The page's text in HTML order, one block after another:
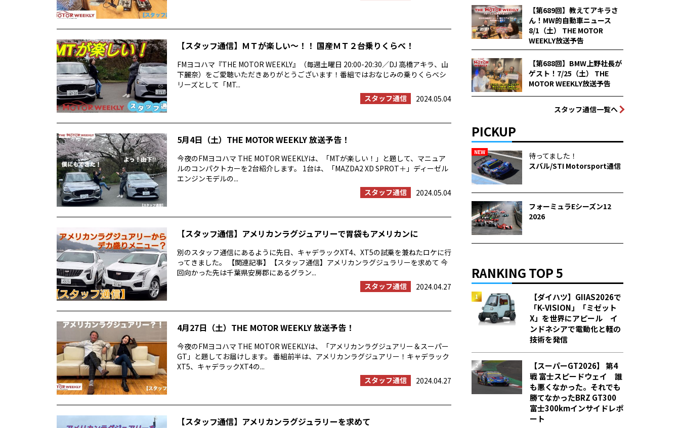
【スタッフ通信】ＭＴが楽しい～！！ 国産ＭＴ２台乗りくらべ！
FMヨコハマ『THE MOTOR WEEKLY』（毎週土曜日 20:00-20:30／DJ 高橋アキラ、山
下麗奈）をご愛聴いただきありがとうございます！番組ではおなじみの乗りくらべシ
リーズとして「MT...
スタッフ通信
2024.05.04
5月4日（土）THE MOTOR WEEKLY 放送予告！
今夜のFMヨコハマ THE MOTOR WEEKLYは、「MTが楽しい！」と題して、マニュア
ルのコンパクトカーを2台紹介します。 1台は、「MAZDA2 XD SPROT＋」ディーゼル
エンジンモデルの...
スタッフ通信
2024.05.04
【スタッフ通信】アメリカンラグジュアリーで胃袋もアメリカンに
別のスタッフ通信にあるように先日、キャデラックXT4、XT5の試乗を兼ねたロケに行
ってきました。 【関連記事】【スタッフ通信】アメリカンラグジュラリーを求めて 今
回向かった先は千葉県安房郡にあるグラン...
スタッフ通信
2024.04.27
4月27日（土）THE MOTOR WEEKLY 放送予告！
今夜のFMヨコハマ THE MOTOR WEEKLYは、「アメリカンラグジュアリー＆スーパー
GT」と題してお届けします。 番組前半は、アメリカンラグジュアリー！キャデラック
XT5、キャデラックXT4の...
スタッフ通信
2024.04.27
【スタッフ通信】アメリカンラグジュラリーを求めて
【第689回】教えてアキラさ
ん！MW的自動車ニュース
8/1（土） THE MOTOR
WEEKLY放送予告
【第688回】BMW上野社長が
ゲスト！7/25（土） THE
MOTOR WEEKLY放送予告
スタッフ通信一覧へ
PICKUP
NEW
待ってました！
スバル/STI Motorsport通信
フォーミュラEシーズン12
2026
RANKING TOP 5
【ダイハツ】GIIAS2026で
「K-VISION」「ミゼット
X」を世界にアピール イ
ンドネシアで電動化と軽の
技術を発信
【スーパーGT2026】 第4
戦 富士スピードウェイ 誰
も悪くなかった。それでも
勝てなかった――BRZ GT300
富士300kmインサイドレポ
ート